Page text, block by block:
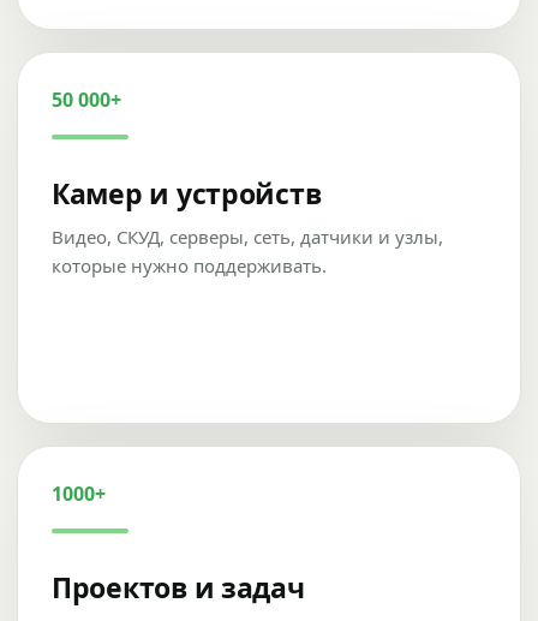
50 000+
Камер и устройств
Видео, СКУД, серверы, сеть, датчики и узлы,
которые нужно поддерживать.
1000+
Проектов и задач